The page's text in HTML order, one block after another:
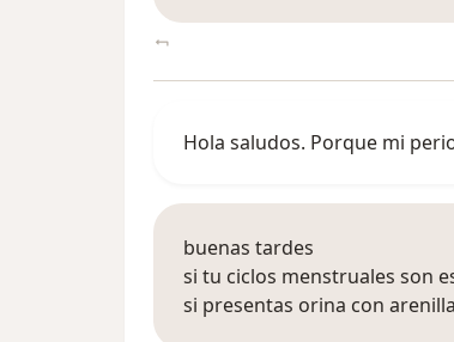
Hola saludos. Porque mi
buenas tardes
si tu ciclos menstruales son
si presentas orina con